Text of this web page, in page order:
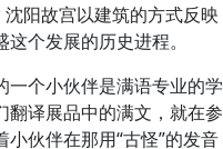
阳故宫以建筑的方式反映
个发展的历史进程。
一个小伙伴是满语专业的学
翻译展品中的满文，就在参
伙伴在那用“古怪”的发音